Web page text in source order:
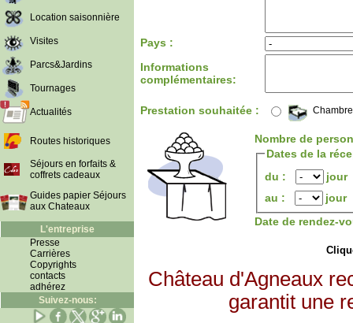
Location saisonnière
Visites
Parcs&Jardins
Tournages
Actualités
Routes historiques
Séjours en forfaits &
coffrets cadeaux
Guides papier Séjours
aux Chateaux
L'entreprise
Presse
Carrières
Copyrights
contacts
adhérez
Suivez-nous:
Pays :
Informations
complémentaires:
Prestation souhaitée :
Nombre de
Dates de la
du :
jour
au :
jour
Date de rendez-
Château d'Agneaux
garantit une